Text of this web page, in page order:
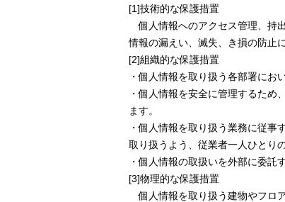
[1]技術的な保護措置
個人情報へのアクセス管理、持
情報の漏えい、滅失、き損の防止
[2]組織的な保護措置
・個人情報を取り扱う各部署にお
・個人情報を安全に管理するた
ます。
・個人情報を取り扱う業務に従
取り扱うよう、従業者一人ひとり
・個人情報の取扱いを外部に委託
[3]物理的な保護措置
個人情報を取り扱う建物やフロ